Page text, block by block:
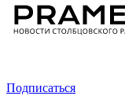
Подписаться